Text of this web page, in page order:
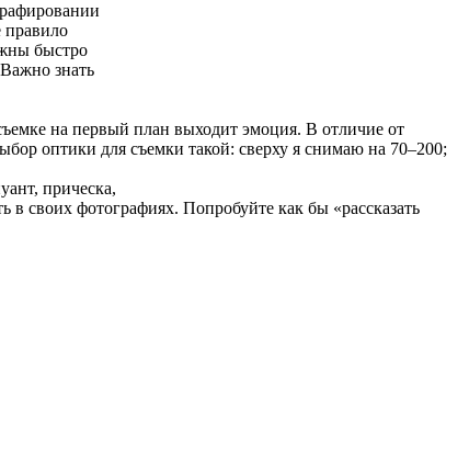
правило
быстро
знать
на первый план выходит эмоция. В отличие от
оптики для съемки такой: сверху я снимаю на 70–200;
прическа,
своих фотографиях. Попробуйте как бы «рассказать